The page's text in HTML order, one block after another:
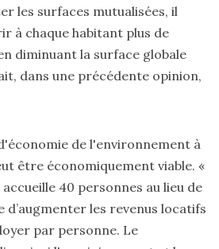
les surfaces mutualisées, il
à chaque habitant plus de
diminuant la surface globale
dans une précédente opinion,
de l'environnement à
être économiquement viable. «
40 personnes au lieu de
d’augmenter les revenus locatifs
par personne. Le